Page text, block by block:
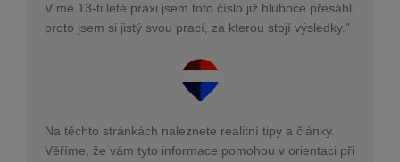
V mé 13-ti leté praxi jsem toto číslo již hluboce přesáhl,
proto jsem si jistý svou prací, za kterou stojí výsledky."
Na těchto stránkách naleznete realitní tipy a články.
Věříme, že vám tyto informace pomohou v orientaci při